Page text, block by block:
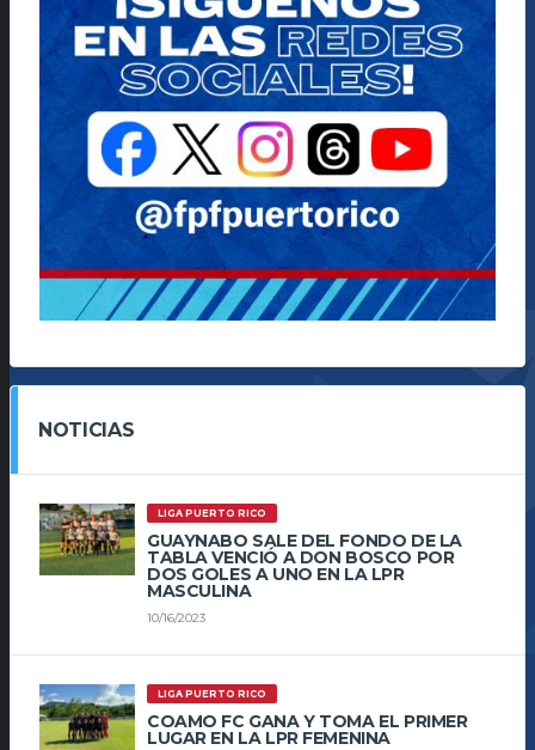
NOTICIAS
LIGA PUERTO RICO
GUAYNABO SALE DEL FONDO DE LA
TABLA VENCIÓ A DON BOSCO POR
DOS GOLES A UNO EN LA LPR
MASCULINA
10/16/2023
LIGA PUERTO RICO
COAMO FC GANA Y TOMA EL PRIMER
LUGAR EN LA LPR FEMENINA